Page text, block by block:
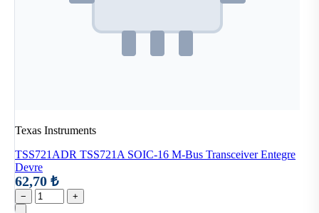
Texas Instruments
TSS721ADR TSS721A SOIC-16 M-Bus Transceiver Entegre
Devre
62,70 ₺
− +